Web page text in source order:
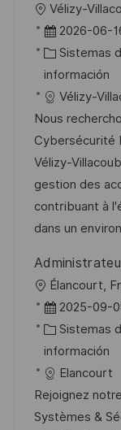
c
n
U
b
a
c
i
ó
n
Vélizy-
F
e
c
h
a
d
e
p
u
b
i
c
a
c
i
ó
n
2026-06-
C
a
t
e
g
o
r
í
a
Sistemas
información
Vélizy-
Nous
Cybersécurité
Vélizy-
gestion des
contribuant à
dans un
U
b
a
c
i
Élancourt,
F
e
c
h
a
d
2025-09-
C
a
t
e
g
Sistemas
información
Elancourt
Rejoignez
Systèmes &